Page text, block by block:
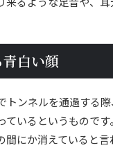
白い顔
トンネルを通過する
ているというもので
にか消えていると言